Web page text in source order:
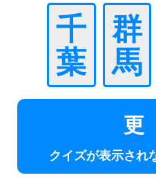
千
葉
群
馬
クイズが表示され